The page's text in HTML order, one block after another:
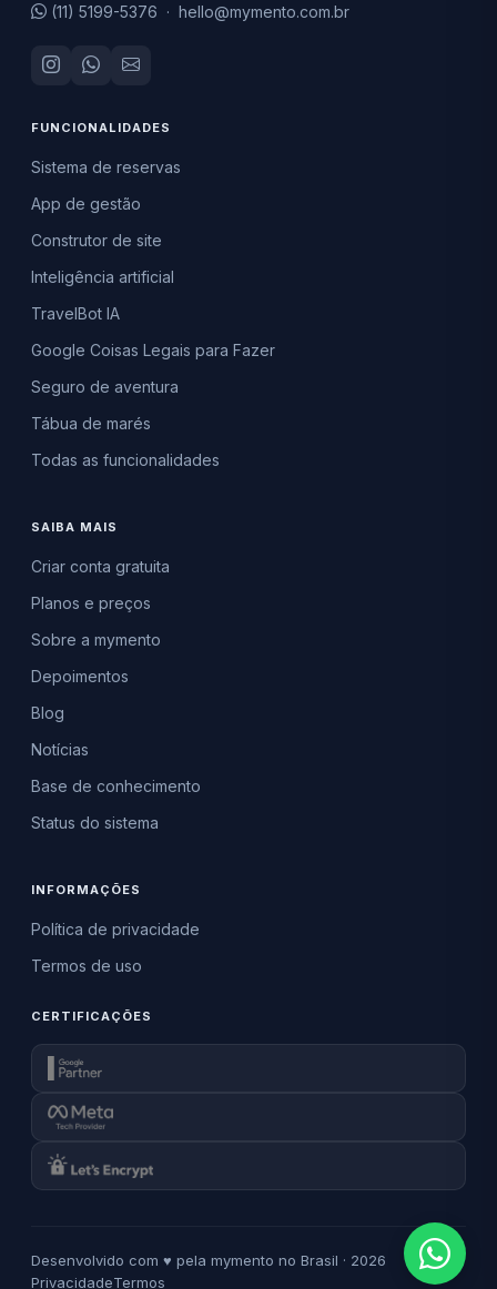
(11) 5199-5376 · hello@mymento.com.br
FUNCIONALIDADES
Sistema de reservas
App de gestão
Construtor de site
Inteligência artificial
TravelBot IA
Google Coisas Legais para Fazer
Seguro de aventura
Tábua de marés
Todas as funcionalidades
SAIBA MAIS
Criar conta gratuita
Planos e preços
Sobre a mymento
Depoimentos
Blog
Notícias
Base de conhecimento
Status do sistema
INFORMAÇÕES
Política de privacidade
Termos de uso
CERTIFICAÇÕES
Desenvolvido com ♥ pela mymento no Brasil · 2026
PrivacidadeTermos